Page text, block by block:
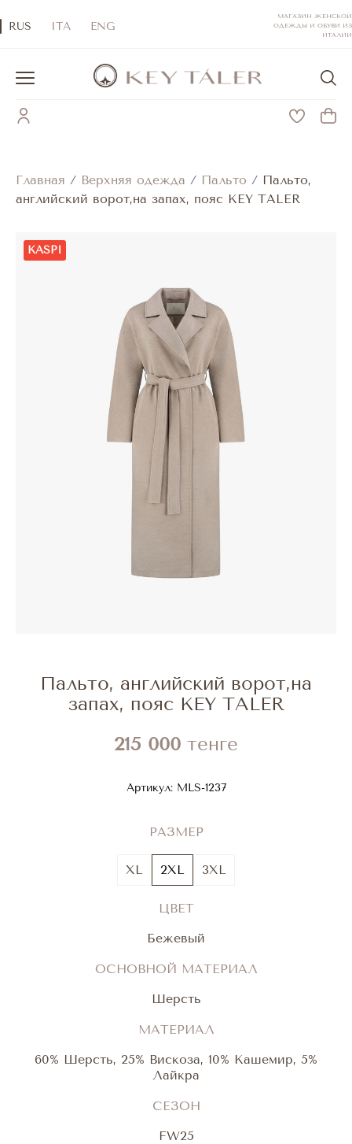
RUS ITA ENG
МАГАЗИН ЖЕНСКОЙ
ОДЕЖДЫ И ОБУВИ ИЗ
ИТАЛИИ
Главная / Верхняя одежда / Пальто / Пальто,
английский ворот,на запах, пояс KEY TALER
KASPI
Пальто, английский ворот,на
запах, пояс KEY TALER
215 000 тенге
Артикул:MLS-1237
РАЗМЕР
XL 2XL 3XL
ЦВЕТ
Бежевый
ОСНОВНОЙ МАТЕРИАЛ
Шерсть
МАТЕРИАЛ
60% Шерсть, 25% Вискоза, 10% Кашемир, 5%
Лайкра
СЕЗОН
FW25